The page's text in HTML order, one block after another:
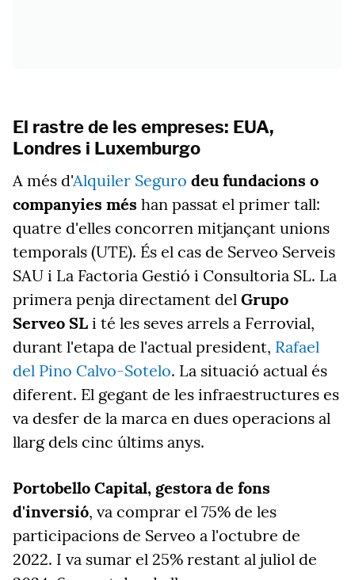
El rastre de les empreses: EUA,
Londres i Luxemburgo
A més d'Alquiler Seguro deu fundacions o
companyies més han passat el primer tall:
quatre d'elles concorren mitjançant unions
temporals (UTE). És el cas de Serveo Serveis
SAU i La Factoria Gestió i Consultoria SL. La
primera penja directament del Grupo
Serveo SL i té les seves arrels a Ferrovial,
durant l'etapa de l'actual president, Rafael
del Pino Calvo-Sotelo. La situació actual és
diferent. El gegant de les infraestructures es
va desfer de la marca en dues operacions al
llarg dels cinc últims anys.
Portobello Capital, gestora de fons
d'inversió, va comprar el 75% de les
participacions de Serveo a l'octubre de
2022. I va sumar el 25% restant al juliol de